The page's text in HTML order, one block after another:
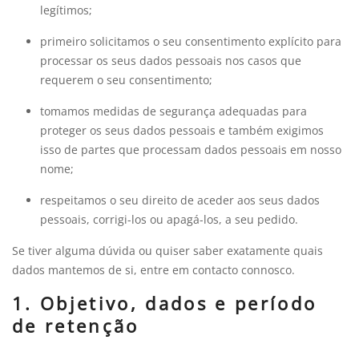
legítimos;
primeiro solicitamos o seu consentimento explícito para
processar os seus dados pessoais nos casos que
requerem o seu consentimento;
tomamos medidas de segurança adequadas para
proteger os seus dados pessoais e também exigimos
isso de partes que processam dados pessoais em nosso
nome;
respeitamos o seu direito de aceder aos seus dados
pessoais, corrigi-los ou apagá-los, a seu pedido.
Se tiver alguma dúvida ou quiser saber exatamente quais
dados mantemos de si, entre em contacto connosco.
1. Objetivo, dados e período
de retenção